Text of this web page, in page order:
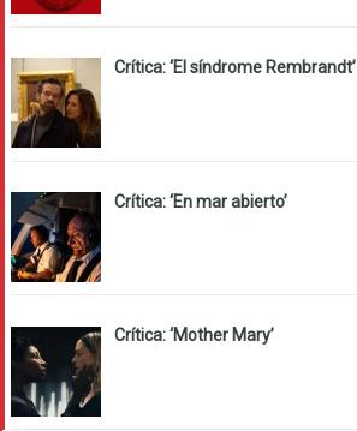
Crítica: ‘El síndrome Rembrandt’
Crítica: ‘En mar abierto’
Crítica: ‘Mother Mary’